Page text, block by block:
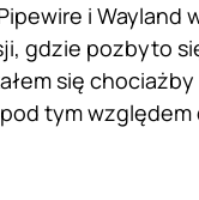
i Wayland
gdzie pozbyto
się chociażby
pod tym